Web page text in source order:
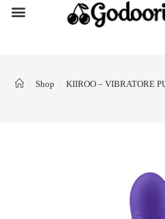
> Shop > KIIROO – VIBRATORE